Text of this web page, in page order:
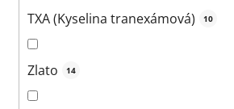
TXA (Kyselina tranexámová) 10
Zlato 14